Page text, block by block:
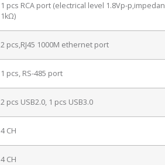
1 pcs RCA port (electrical level 1.8Vp-
1kΩ)
2 pcs,RJ45 1000M ethernet port
1 pcs, RS-485 port
2 pcs USB2.0, 1 pcs USB3.0
4 CH
4 CH